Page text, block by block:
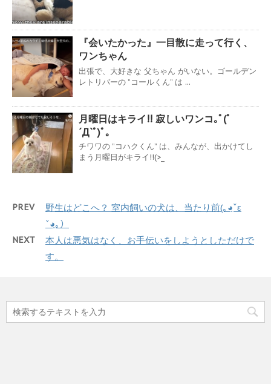
『会いたかった』一目散に走って行く、
ワンちゃん
出張で、大好きな 父ちゃん がいない。ゴールデン
レトリバーの ”コールくん” は ...
月曜日はキライ!! 寂しいワンコ｡ﾟ(ﾟ
´Д`ﾟ)ﾟ｡
チワワの ”コハクくん” は、みんなが、出かけてし
まう月曜日がキライ!!(>_
PREV
野生はどこへ？ 室内飼いの犬は、当たり前(｡◕ฺˇε
ˇ◕ฺ｡）
NEXT
本人は悪気はなく、お手伝いをしようとしただけで
す。